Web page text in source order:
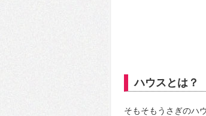
ハウスとは？
そもそもうさぎのハ